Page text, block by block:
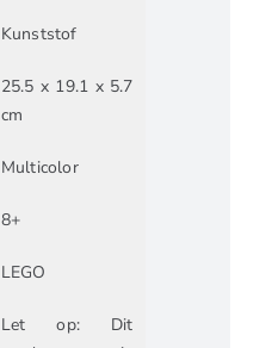
Kunststof
25.5 x 19.1 x 5.7
cm
Multicolor
8+
LEGO
Let op: Dit